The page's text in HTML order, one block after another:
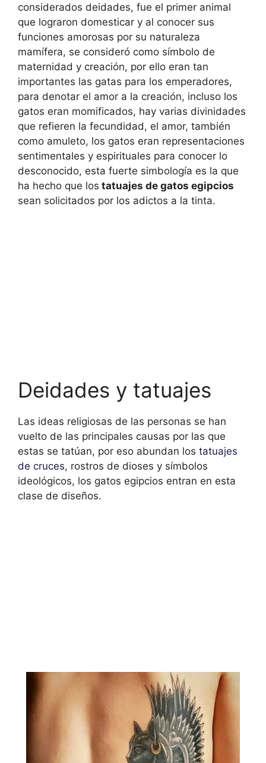
considerados deidades, fue el primer animal
que lograron domesticar y al conocer sus
funciones amorosas por su naturaleza
mamífera, se consideró como símbolo de
maternidad y creación, por ello eran tan
importantes las gatas para los emperadores,
para denotar el amor a la creación, incluso los
gatos eran momificados, hay varias divinidades
que refieren la fecundidad, el amor, también
como amuleto, los gatos eran representaciones
sentimentales y espirituales para conocer lo
desconocido, esta fuerte simbología es la que
ha hecho que los tatuajes de gatos egipcios
sean solicitados por los adictos a la tinta.
Deidades y tatuajes
Las ideas religiosas de las personas se han
vuelto de las principales causas por las que
estas se tatúan, por eso abundan los tatuajes
de cruces, rostros de dioses y símbolos
ideológicos, los gatos egipcios entran en esta
clase de diseños.